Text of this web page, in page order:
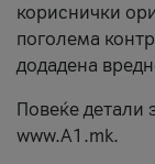
кориснички
поголема
додадена
Повеќе детали
www.А1.mk.